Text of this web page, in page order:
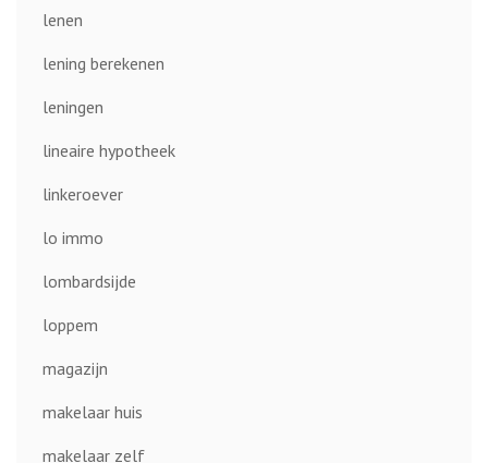
lenen
lening berekenen
leningen
lineaire hypotheek
linkeroever
lo immo
lombardsijde
loppem
magazijn
makelaar huis
makelaar zelf